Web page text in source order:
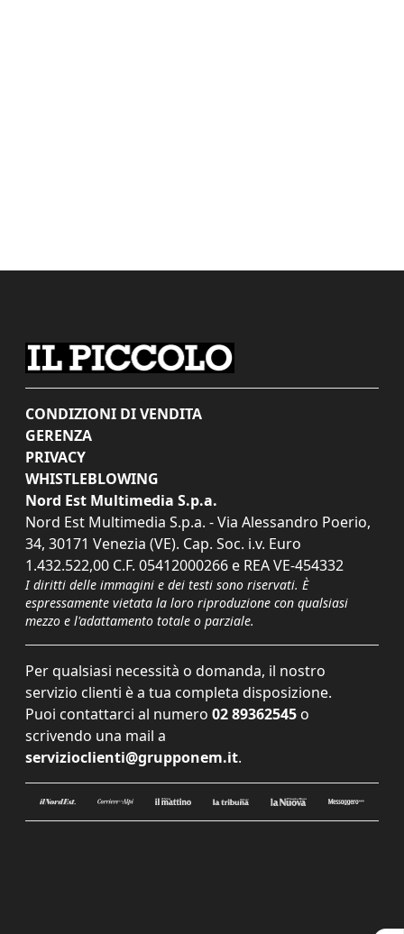
CONDIZIONI DI VENDITA
GERENZA
PRIVACY
WHISTLEBLOWING
Nord Est Multimedia S.p.a.
Nord Est Multimedia S.p.a. - Via Alessandro Poerio,
34, 30171 Venezia (VE). Cap. Soc. i.v. Euro
1.432.522,00 C.F. 05412000266 e REA VE-454332
I diritti delle immagini e dei testi sono riservati. È
espressamente vietata la loro riproduzione con qualsiasi
mezzo e l'adattamento totale o parziale.
Per qualsiasi necessità o domanda, il nostro
servizio clienti è a tua completa disposizione.
Puoi contattarci al numero 02 89362545 o
scrivendo una mail a
servizioclienti@grupponem.it.